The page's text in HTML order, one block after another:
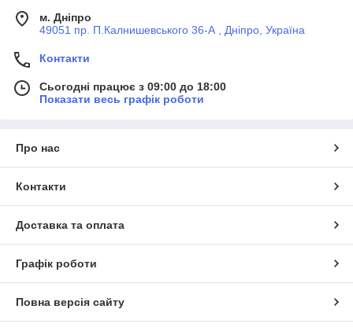
м. Дніпро
49051 пр. П.Калнишевського 36-А , Дніпро, Україна
Контакти
Сьогодні працює з 09:00 до 18:00
Показати весь графік роботи
Про нас
Контакти
Доставка та оплата
Графік роботи
Повна версія сайту